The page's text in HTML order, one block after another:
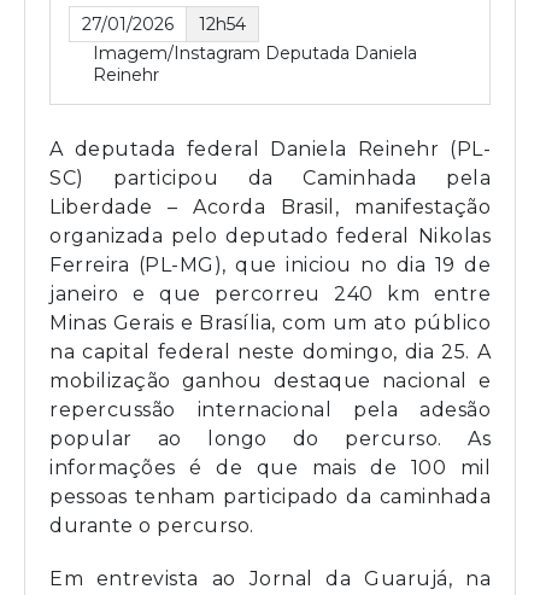
27/01/2026
12h54
Imagem/Instagram Deputada Daniela
Reinehr
A deputada federal Daniela Reinehr (PL-
SC) participou da Caminhada pela
Liberdade – Acorda Brasil, manifestação
organizada pelo deputado federal Nikolas
Ferreira (PL-MG), que iniciou no dia 19 de
janeiro e que percorreu 240 km entre
Minas Gerais e Brasília, com um ato público
na capital federal neste domingo, dia 25. A
mobilização ganhou destaque nacional e
repercussão internacional pela adesão
popular ao longo do percurso. As
informações é de que mais de 100 mil
pessoas tenham participado da caminhada
durante o percurso.
Em entrevista ao Jornal da Guarujá, na